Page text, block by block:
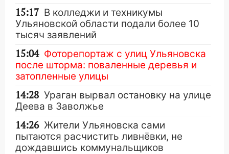
15:17 В колледжи и техникумы
Ульяновской области подали более 10
тысяч заявлений
15:04 Фоторепортаж с улиц Ульяновска
после шторма: поваленные деревья и
затопленные улицы
14:28 Ураган вырвал остановку на улице
Деева в Заволжье
14:26 Жители Ульяновска сами
пытаются расчистить ливнёвки, не
дождавшись коммунальщиков